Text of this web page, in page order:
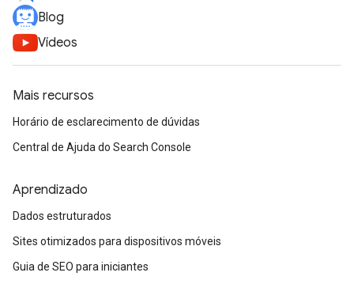
Blog
Vídeos
Mais recursos
Horário de esclarecimento de dúvidas
Central de Ajuda do Search Console
Aprendizado
Dados estruturados
Sites otimizados para dispositivos móveis
Guia de SEO para iniciantes